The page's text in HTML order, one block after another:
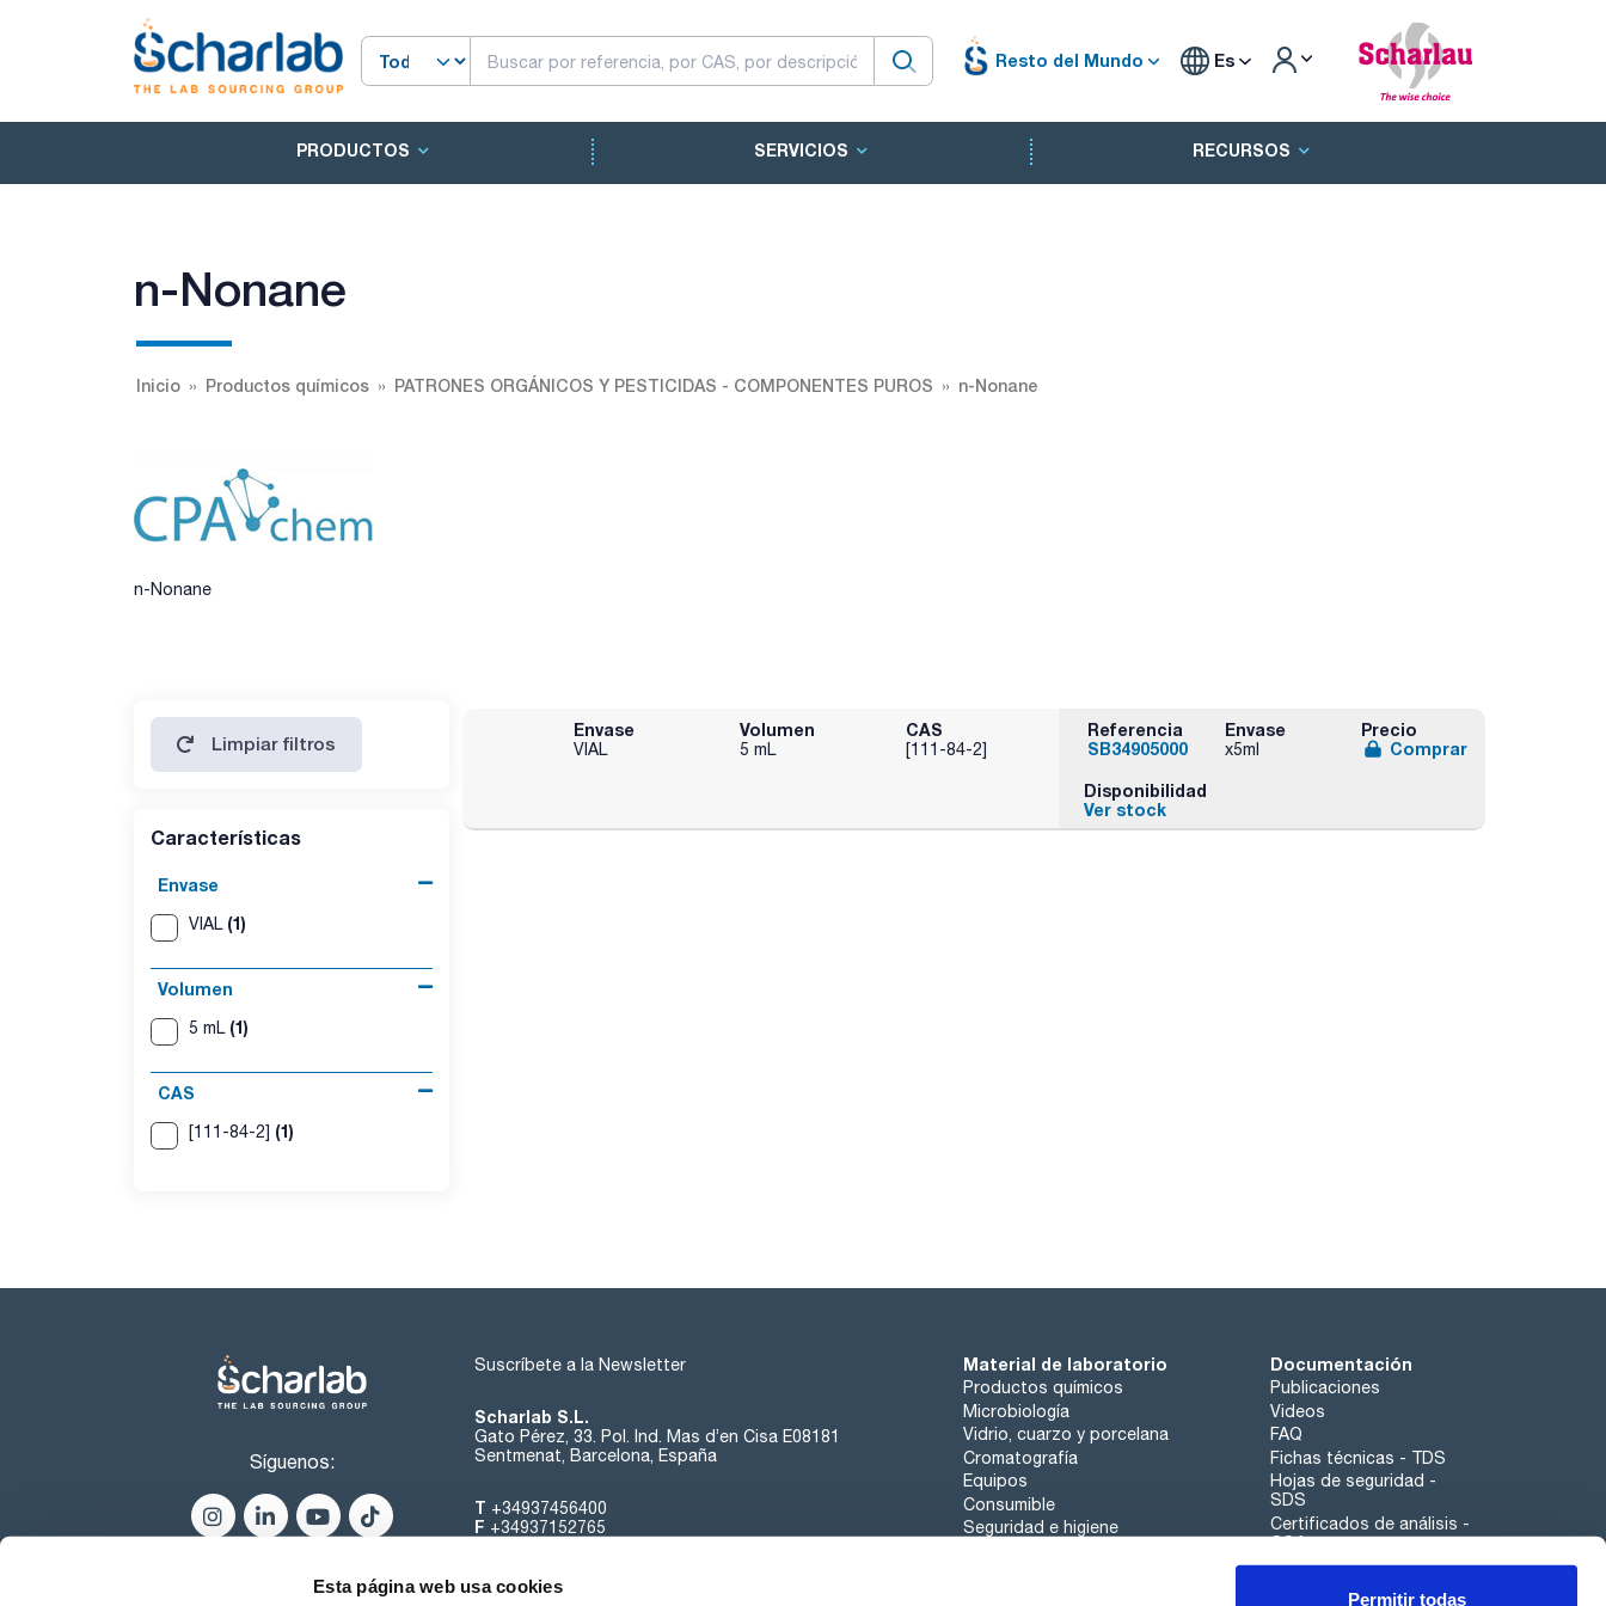
Esta página web usa cookies
Permitir todas
Resto del Mundo Es
PRODUCTOS SERVICIOS RECURSOS
n-Nonane
Inicio Productos químicos PATRONES ORGÁNICOS Y PESTICIDAS - COMPONENTES PUROS n-Nonane
n-Nonane
Limpiar filtros
Características
Envase
VIAL (1)
Volumen
5 mL (1)
CAS
[111-84-2] (1)
Envase
VIAL
Volumen
5 mL
CAS
[111-84-2]
Referencia
SB34905000
Envase
x5ml
Precio
Comprar
Disponibilidad
Ver stock
Síguenos:
Suscríbete a la Newsletter
Scharlab S.L.
Gato Pérez, 33. Pol. Ind. Mas d’en Cisa E08181
Sentmenat, Barcelona, España
T +34937456400
F +34937152765
Material de laboratorio
Productos químicos
Microbiología
Vidrio, cuarzo y porcelana
Cromatografía
Equipos
Consumible
Seguridad e higiene
Documentación
Publicaciones
Videos
FAQ
Fichas técnicas - TDS
Hojas de seguridad -
SDS
Certificados de análisis -
COA
Aplicaciones